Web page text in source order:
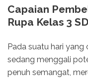
Capaian
Rupa Kelas 3
Pada suatu hari yang
sedang menggali
penuh semangat,